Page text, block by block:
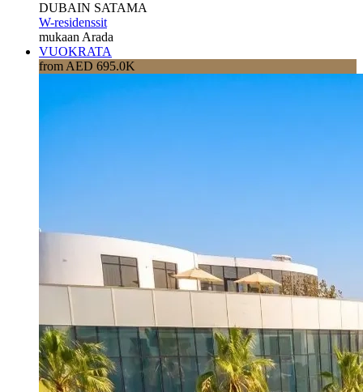
DUBAIN SATAMA
W-residenssit
mukaan Arada
VUOKRATA
from AED 695.0K